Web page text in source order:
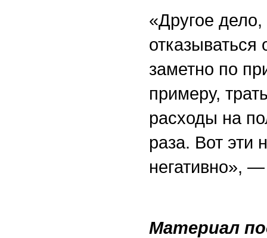
«Другое
заметно по
примеру,
расходы на
раза. Вот эти
негативно»,
Материал